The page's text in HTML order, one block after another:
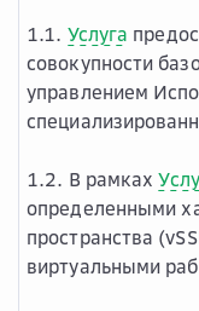
1.1. Услуга
совокупности
управлением
1.2. В рамках
определенными
пространства
виртуальными